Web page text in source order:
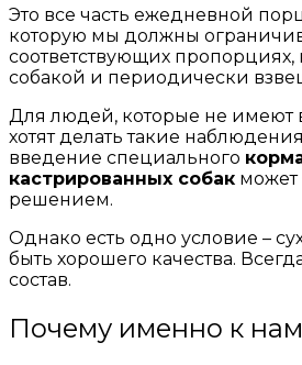
Это все часть ежедневной
которую мы должны
соответствующих пропорциях,
собакой и периодически
Для людей, которые не имеют
хотят делать такие
введение специального
кастрированных собак
решением.
Однако есть одно условие –
быть хорошего качества.
состав.
Почему именно к нам